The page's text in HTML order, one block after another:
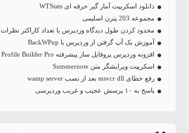
دانلود اسکریپت آمار گیر حرفه ای WTStats
مجموعه 203 پترن اسلیمی
محدود کردن طول دیدگاه وردپرس یا تعداد کاراکتر نظرات
آموزش بک آپ گرفتن از وردپرس با BackWPup
افزونه وردپرس پروفایل ساز پیشرفته Profile Builder Pro نسخه 2.9.2
اسکریپت ویرایشگر متن Summernote
رفع خطای msvcr dll بعد از نصب wamp server
پاسخ به ۱۰ پرسش عجیب و غریب وردپرسی